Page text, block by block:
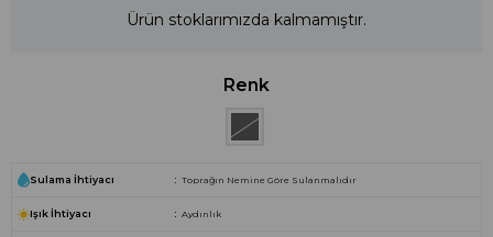
Ürün stoklarımızda kalmamıştır.
Renk
Sulama İhtiyacı Toprağın Nemine Göre Sulanmalıdır
Işık İhtiyacı Aydınlık